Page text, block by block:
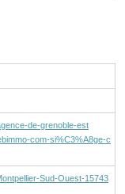
de-grenoble-est
com-si%C3%A8ge-c
Sud-Ouest-15743